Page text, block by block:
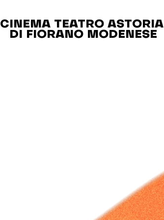
CINEMA TEATRO ASTORIA
DI FIORANO MODENESE